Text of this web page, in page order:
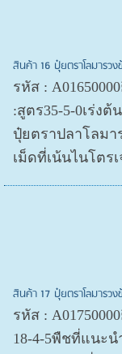
สินค้า 16 ปุ๋ยตราโลมารว
รหัส :
:สูตร35-5-0เร่ง
ปุ๋ยตราปลาโลมา
เม็ดที่เน้นไนโตร
สินค้า 17 ปุ๋ยตราโลมารว
รหัส :
18-4-5พืชที่แนะน